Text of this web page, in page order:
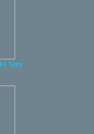
Tatry